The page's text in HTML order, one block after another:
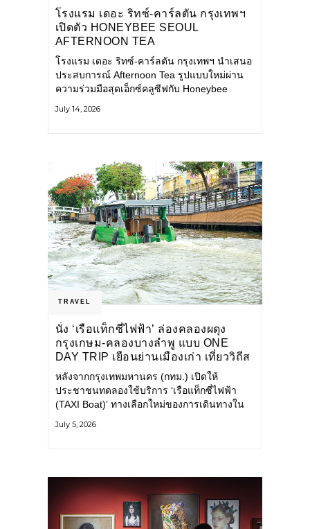
โรงแรม เดอะ ริทซ์-คาร์ลตัน กรุงเทพฯ
เปิดตัว HONEYBEE SEOUL
AFTERNOON TEA
COLLABORATION ณ คาเลโอ
(CALEŌ) ชวนสัมผัสเสน่ห์ของขนม
หวานร่วมสมัยจากกรุงโซล
โรงแรม เดอะ ริทซ์-คาร์ลตัน กรุงเทพฯ นำเสนอ
ประสบการณ์ Afternoon Tea รูปแบบใหม่ผ่าน
ความร่วมมือสุดเอ็กซ์คลูซีฟกับ Honeybee
ดังจากกรุงโซล นำโดยเชฟอึนจอง
July 14, 2026
TRAVEL
นั่ง ‘เรือแท็กซี่ไฟฟ้า’ ล่องคลองผดุง
กรุงเกษม-คลองบางลำพู แบบ ONE
DAY TRIP เยือนย่านเมืองเก่า เที่ยววิถีส
โลว์ไลฟ์แบบรักษ์โลก
หลังจากกรุงเทพมหานคร (กทม.) เปิดให้
ประชาชนทดลองใช้บริการ ‘เรือแท็กซี่ไฟฟ้า
(TAXI Boat)’ ทางเลือกใหม่ของการเดินทางใน
แวดล้อม ผ่านแอปพลิเคชัน MuvMi (มูฟมี)
July 5, 2026